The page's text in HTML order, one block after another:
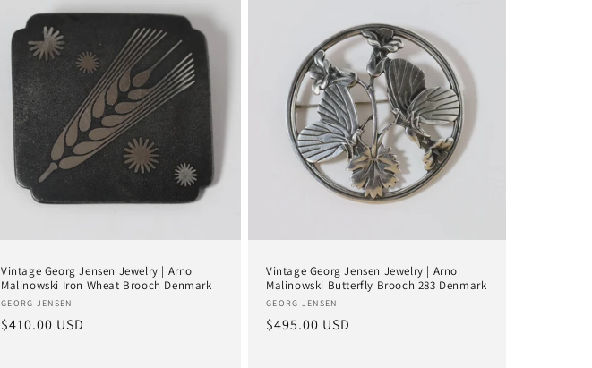
Vintage Georg Jensen Jewelry | Arno
Malinowski Iron Wheat Brooch Denmark
Anbieter:
GEORG JENSEN
Normaler
$410.00 USD
Vintage Georg Jensen Jewelry | Arno
Malinowski Butterfly Brooch 283 Denmark
Anbieter:
GEORG JENSEN
Normaler
$495.00 USD